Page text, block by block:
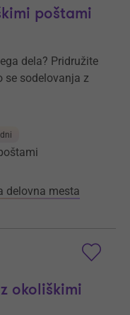
poštami
dela? Pridružite
se sodelovanja z
delovna mesta
okoliškimi